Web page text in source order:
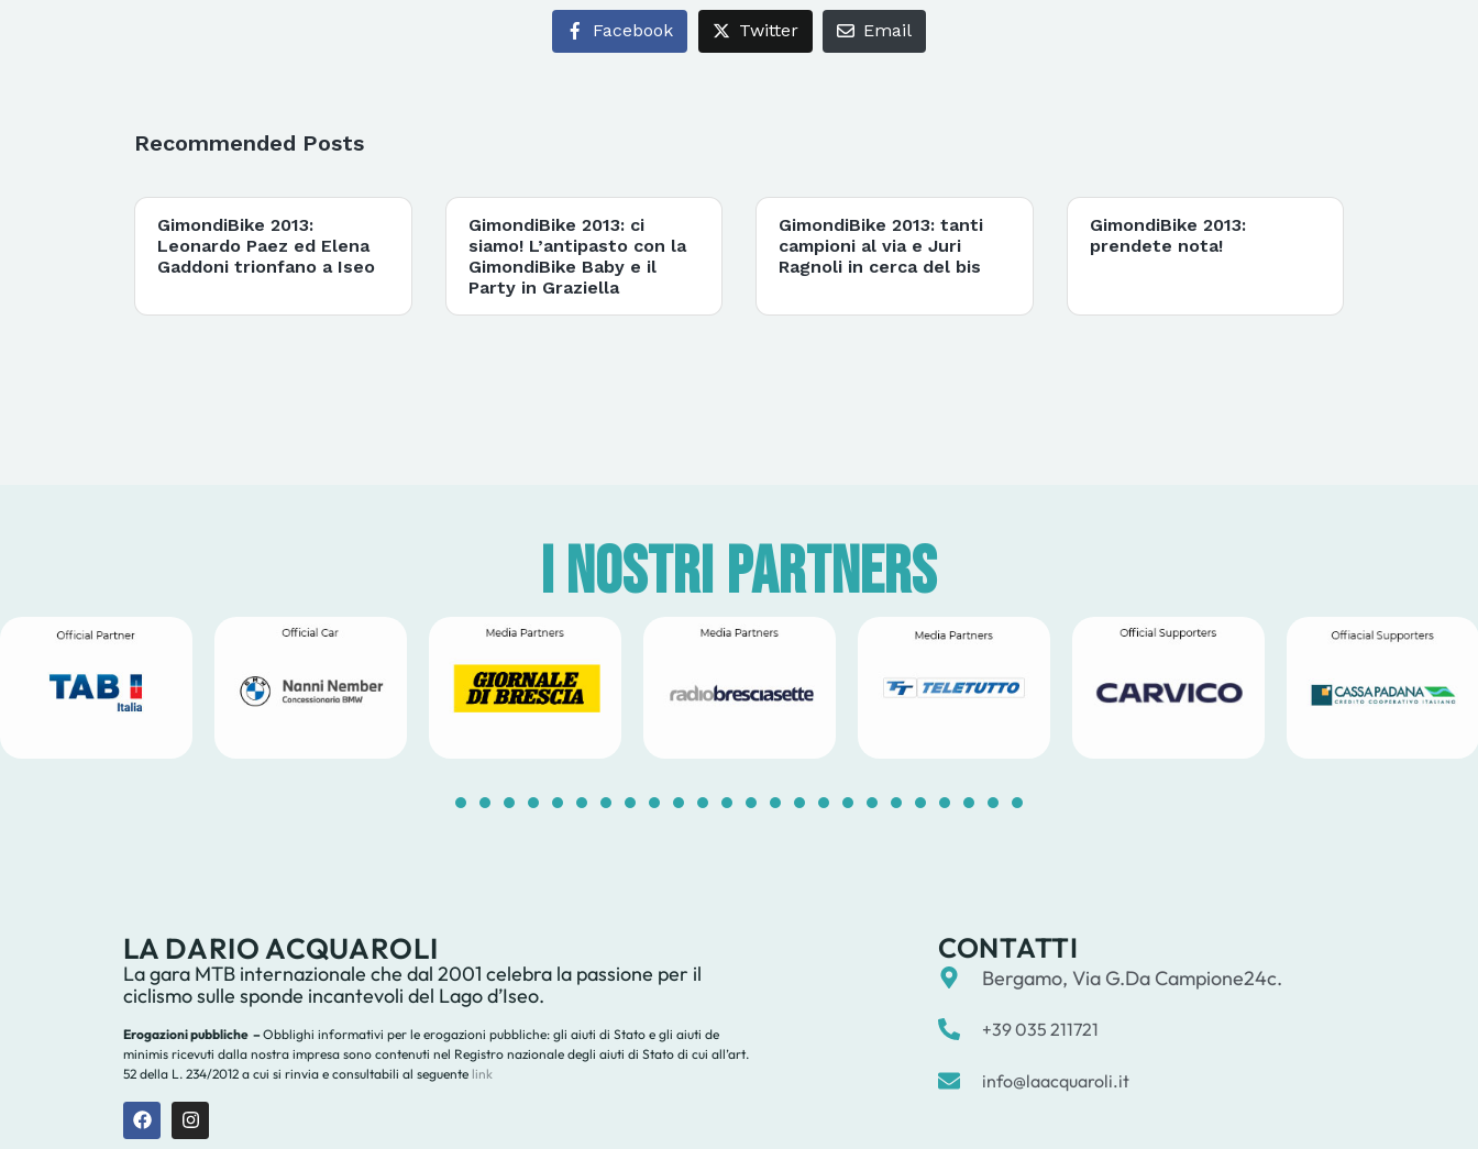
Facebook Twitter Email
Recommended Posts
GimondiBike 2013:
Leonardo Paez ed Elena
Gaddoni trionfano a Iseo
GimondiBike 2013: ci
siamo! L’antipasto con la
GimondiBike Baby e il
Party in Graziella
GimondiBike 2013: tanti
campioni al via e Juri
Ragnoli in cerca del bis
GimondiBike 2013:
prendete nota!
I nostri partners
1 2 3 4 5 6 7 8 9 10 11 12 13 14 15 16 17
LA DARIO ACQUAROLI
La gara MTB internazionale che dal 2001 celebra la passione per il
ciclismo sulle sponde incantevoli del Lago d’Iseo.
Erogazioni pubbliche –Obblighi informativi per le erogazioni pubbliche: gli aiuti di Stato e gli aiuti de
minimis ricevuti dalla nostra impresa sono contenuti nel Registro nazionale degli aiuti di Stato di cui all’art.
52 della L. 234/2012 a cui si rinvia e consultabili al seguente link
CONTATTI
Bergamo, Via G.Da Campione24c.
+39 035 211721
info@laacquaroli.it